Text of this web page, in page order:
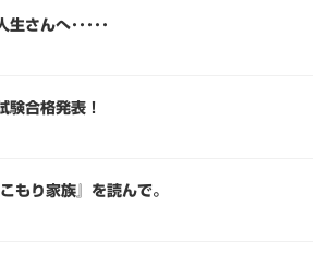
生さんへ･････
験合格発表！
もり家族』を読んで。